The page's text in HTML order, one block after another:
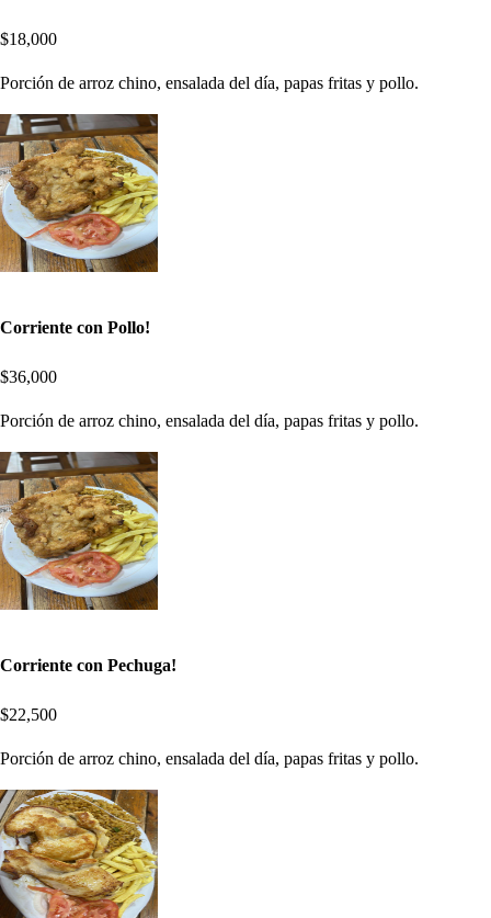
$18,000
Porción de arroz chino, ensalada del día, papas fritas y pollo.
Corriente con Pollo!
$36,000
Porción de arroz chino, ensalada del día, papas fritas y pollo.
Corriente con Pechuga!
$22,500
Porción de arroz chino, ensalada del día, papas fritas y pollo.